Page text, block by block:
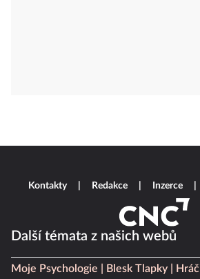
Další témata z našich webů
Moje Psychologie Blesk Tlapky
Kontakty Redakce Inzerce